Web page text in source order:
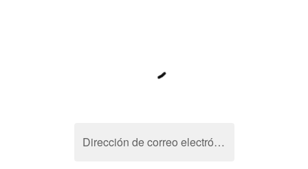
Dirección de correo electrónico